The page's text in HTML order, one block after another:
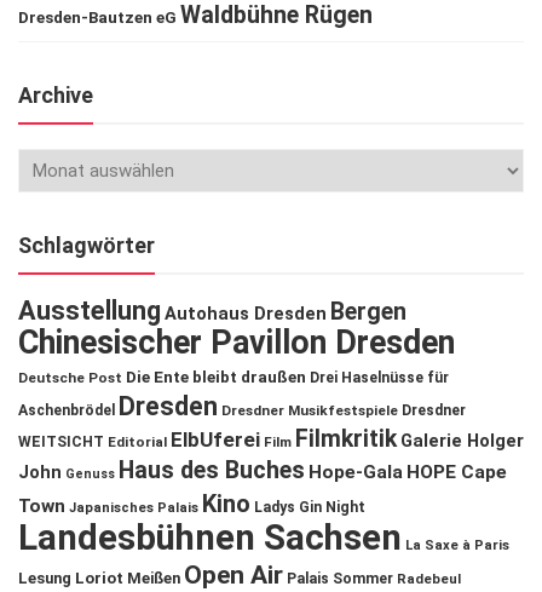
Dresden-Bautzen eG Waldbühne Rügen
Archive
Schlagwörter
Ausstellung Autohaus Dresden Bergen
Chinesischer Pavillon Dresden
Deutsche Post Die Ente bleibt draußen Drei Haselnüsse für
Aschenbrödel
Dresden Dresdner Musikfestspiele Dresdner
WEITSICHT Editorial ElbUferei Film Filmkritik Galerie Holger
John Genuss Haus des Buches Hope-Gala HOPE Cape
Town Japanisches Palais Kino Ladys Gin Night
Landesbühnen Sachsen La Saxe à Paris
Lesung Loriot Meißen Open Air Palais Sommer Radebeul